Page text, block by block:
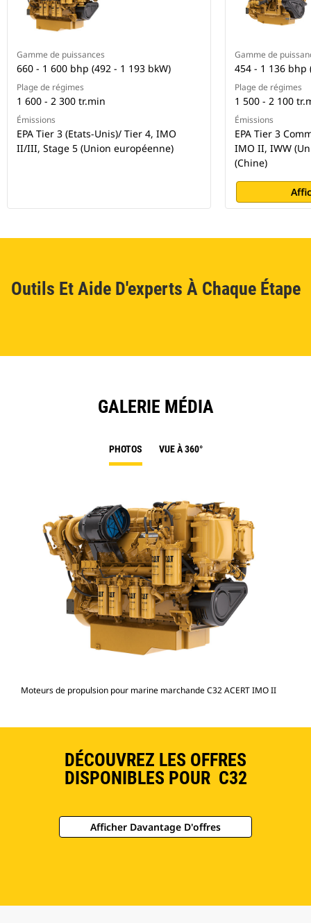
Gamme de puissances
660 - 1 600 bhp (492 - 1 193 bkW)
Plage de régimes
1 600 - 2 300 tr.min
Émissions
EPA Tier 3 (Etats-Unis)/ Tier 4, IMO
II/III, Stage 5 (Union européenne)
Gamme de
454 - 1 136 bhp
Plage de régimes
1 500 - 2 100
Émissions
EPA Tier 3
IMO II, IWW
(Chine)
Outils Et Aide D'experts À Chaque Étape
GALERIE MÉDIA
PHOTOS VUE À 360°
Moteurs de propulsion pour marine marchande C32 ACERT IMO II
DÉCOUVREZ LES OFFRES
DISPONIBLES POUR C32
Afficher Davantage D'offres